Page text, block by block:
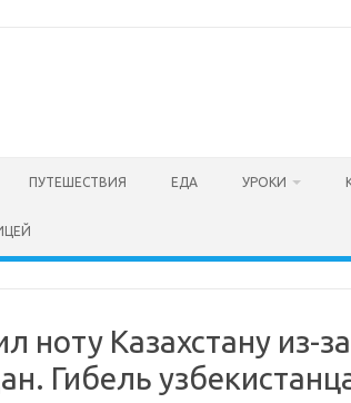
ПУТЕШЕСТВИЯ ЕДА УРОКИ
ноту Казахстану из-за
Гибель